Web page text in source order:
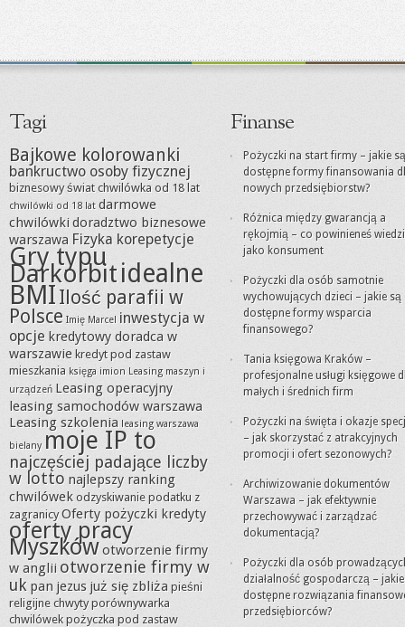
Tagi
Bajkowe kolorowanki
bankructwo osoby fizycznej
biznesowy świat chwilówka od 18 lat
chwilówki od 18 lat darmowe
chwilówkidoradztwo biznesowe
warszawa Fizyka korepetycje
Gry typu
Darkorbitidealne
BMIIlość parafii w
Polsce Imię Marcel inwestycja w
opcje kredytowy doradca w
warszawie kredyt pod zastaw
mieszkania księga imion Leasing maszyn i
urządzeń Leasing operacyjny
leasing samochodów warszawa
Leasing szkolenia leasing warszawa
bielany moje IP to
najczęściej padające liczby
w lotto najlepszy ranking
chwilówek odzyskiwanie podatku z
zagranicy Oferty pożyczki kredyty
oferty pracy
Myszkówotworzenie firmy
w anglii otworzenie firmy w
uk pan jezus już się zbliża pieśni
religijne chwyty porównywarka
chwilówek pożyczka pod zastaw
Finanse
Pożyczki na start firmy – jakie są
dostępne formy finansowania
nowych przedsiębiorstw?
Różnica między gwarancją a
rękojmią – co powinieneś
jako konsument
Pożyczki dla osób samotnie
wychowujących dzieci – jakie są
dostępne formy wsparcia
finansowego?
Tania księgowa Kraków –
profesjonalne usługi księgowe
małych i średnich firm
Pożyczki na święta i okazje
– jak skorzystać z atrakcyjnych
promocji i ofert sezonowych?
Archiwizowanie dokumentów
Warszawa – jak efektywnie
przechowywać i zarządzać
dokumentacją?
Pożyczki dla osób
działalność gospodarczą –
dostępne rozwiązania
przedsiębiorców?